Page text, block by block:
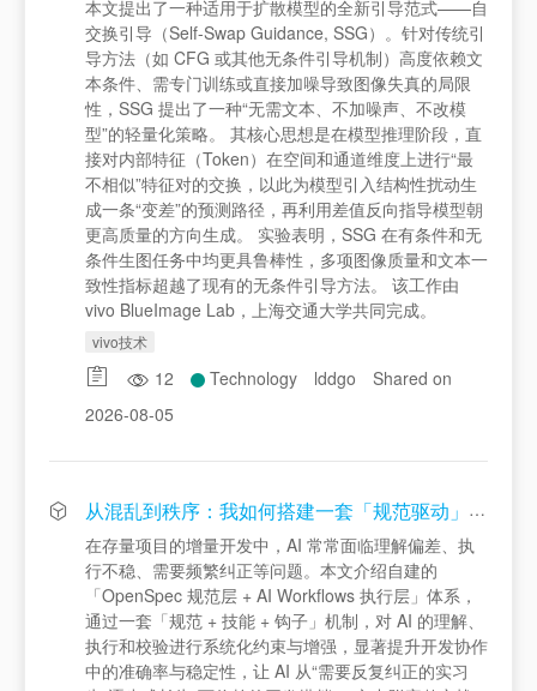
本文提出了一种适用于扩散模型的全新引导范式——自
交换引导（Self-Swap Guidance, SSG）。针对传统引
导方法（如 CFG 或其他无条件引导机制）高度依赖文
本条件、需专门训练或直接加噪导致图像失真的局限
性，SSG 提出了一种“无需文本、不加噪声、不改模
型”的轻量化策略。 其核心思想是在模型推理阶段，直
接对内部特征（Token）在空间和通道维度上进行“最
不相似”特征对的交换，以此为模型引入结构性扰动生
成一条“变差”的预测路径，再利用差值反向指导模型朝
更高质量的方向生成。 实验表明，SSG 在有条件和无
条件生图任务中均更具鲁棒性，多项图像质量和文本一
致性指标超越了现有的无条件引导方法。 该工作由
vivo BlueImage Lab，上海交通大学共同完成。
vivo技术
12 Technology lddgo
Shared on
2026-08-05
从混乱到秩序：我如何搭建一套「规范驱动」的 AI 协作开发体系
在存量项目的增量开发中，AI 常常面临理解偏差、执
行不稳、需要频繁纠正等问题。本文介绍自建的
「OpenSpec 规范层 + AI Workflows 执行层」体系，
通过一套「规范 + 技能 + 钩子」机制，对 AI 的理解、
执行和校验进行系统化约束与增强，显著提升开发协作
中的准确率与稳定性，让 AI 从“需要反复纠正的实习